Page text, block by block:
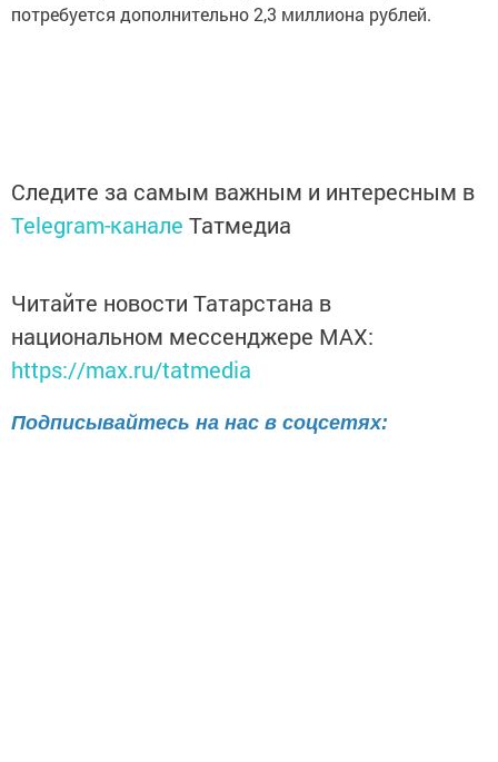
потребуется дополнительно 2,3 миллиона рублей.
Следите за самым важным и интересным в
Telegram-канале Татмедиа
Читайте новости Татарстана в
национальном мессенджере MАХ:
https://max.ru/tatmedia
Подписывайтесь на нас в соцсетях: